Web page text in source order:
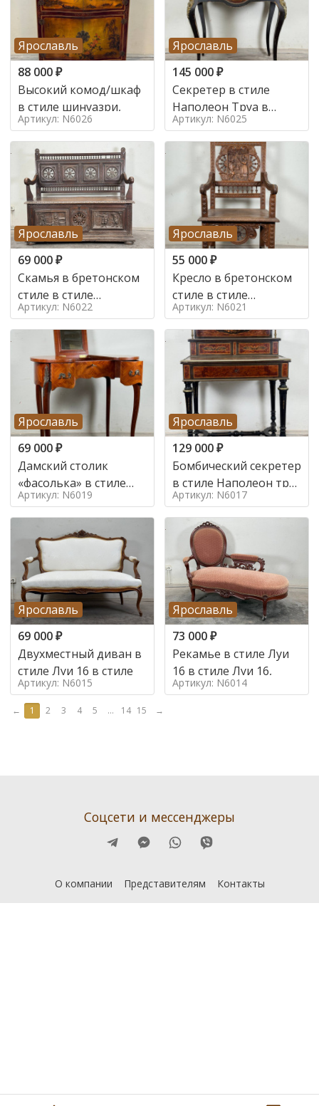
Ярославль
88 000₽
Высокий комод/шкаф
в стиле шинуазри,
Артикул: N6026
Ярославль
145 000₽
Секретер в стиле
Наполеон Труа в
стиле 19 век
Артикул: N6025
Ярославль
69 000₽
Скамья в бретонском
стиле в стиле
Артикул: N6022
Ярославль
55 000₽
Кресло в бретонском
стиле в стиле
Артикул: N6021
Ярославль
69 000₽
Дамский столик
«фасолька» в стиле
Луи 16,
Артикул: N6019
Ярославль
129 000₽
Бомбический секретер
в стиле Наполеон труа
в стиле
Артикул: N6017
Ярославль
69 000₽
Двухместный диван в
стиле Луи 16 в стиле
Артикул: N6015
Ярославль
73 000₽
Рекамье в стиле Луи
16 в стиле Луи 16,
Артикул: N6014
← 1 2 3 4 5 ... 14 15 →
Соцсети и мессенджеры
О компании Представителям Контакты